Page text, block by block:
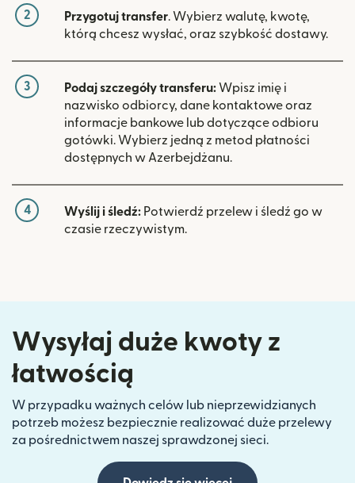
2 Przygotuj transfer. Wybierz walutę, kwotę,
którą chcesz wysłać, oraz szybkość dostawy.
3 Podaj szczegóły transferu: Wpisz imię i
nazwisko odbiorcy, dane kontaktowe oraz
informacje bankowe lub dotyczące odbioru
gotówki. Wybierz jedną z metod płatności
dostępnych w Azerbejdżanu.
4 Wyślij i śledź: Potwierdź przelew i śledź go w
czasie rzeczywistym.
Wysyłaj duże kwoty z
łatwością
W przypadku ważnych celów lub nieprzewidzianych
potrzeb możesz bezpiecznie realizować duże przelewy
za pośrednictwem naszej sprawdzonej sieci.